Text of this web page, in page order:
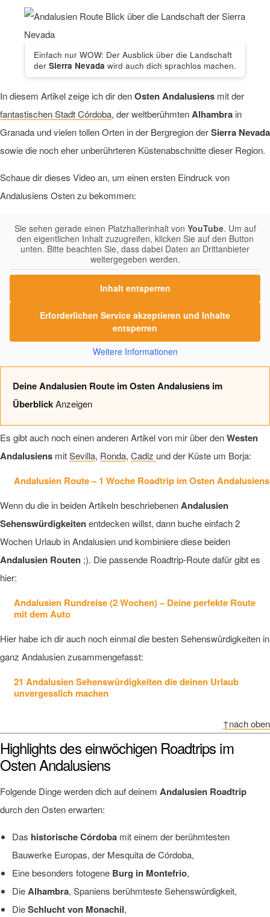
Einfach nur WOW: Der Ausblick über die Landschaft
der Sierra Nevada wird auch dich sprachlos machen.
In diesem Artikel zeige ich dir denOsten Andalusiens mit der
fantastischen Stadt Córdoba, der weltberühmtenAlhambra in
Granada und vielen tollen Orten in der Bergregion derSierra Nevada
sowie die noch eher unberührteren Küstenabschnitte dieser Region.
Schaue dir dieses Video an, um einen ersten Eindruck von
Andalusiens Osten zu bekommen:
Sie sehen gerade einen Platzhalterinhalt von YouTube. Um auf
den eigentlichen Inhalt zuzugreifen, klicken Sie auf den Button
unten. Bitte beachten Sie, dass dabei Daten an Drittanbieter
weitergegeben werden.
Inhalt entsperren
Erforderlichen Service akzeptieren und Inhalte
entsperren
Weitere Informationen
Deine Andalusien Route im Osten Andalusiens im
ÜberblickAnzeigen
Es gibt auch noch einen anderen Artikel von mir über denWesten
Andalusiens mitSevilla, Ronda, Cadiz und der Küste um Borja:
Andalusien Route – 1 Woche Roadtrip im Osten Andalusiens
Wenn du die in beiden Artikeln beschriebenenAndalusien
Sehenswürdigkeitenentdecken willst, dann buche einfach 2
Wochen Urlaub in Andalusien und kombiniere diese beiden
Andalusien Routen ;). Die passende Roadtrip-Route dafür gibt es
hier:
Andalusien Rundreise (2 Wochen) – Deine perfekte Route
mit dem Auto
Hier habe ich dir auch noch einmal die besten Sehenswürdigkeiten in
ganz Andalusien zusammengefasst:
21 Andalusien Sehenswürdigkeiten die deinen Urlaub
unvergesslich machen
↑nach oben
Highlights des einwöchigen Roadtrips im
Osten Andalusiens
Folgende Dinge werden dich auf deinem Andalusien Roadtrip
durch den Osten erwarten:
Das historische Córdoba mit einem der berühmtesten
Bauwerke Europas, der Mesquita de Córdoba,
Eine besonders fotogene Burg in Montefrio,
DieAlhambra, Spaniens berühmteste Sehenswürdigkeit,
DieSchlucht von Monachil,